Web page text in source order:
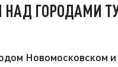
ГОРОДАМИ
Новомосковском